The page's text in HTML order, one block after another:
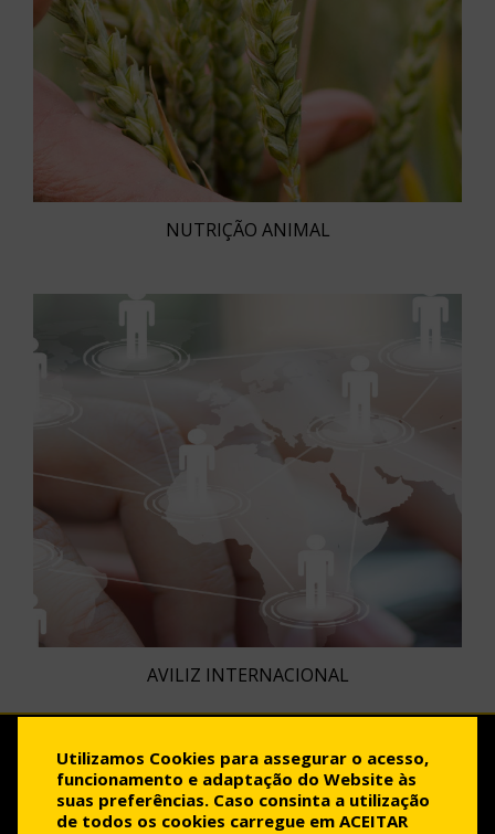
NUTRIÇÃO ANIMAL
AVILIZ INTERNACIONAL
Política de Privacidade
Utilizamos Cookies para assegurar o acesso,
funcionamento e adaptação do Website às
suas preferências. Caso consinta a utilização
de todos os cookies carregue em ACEITAR